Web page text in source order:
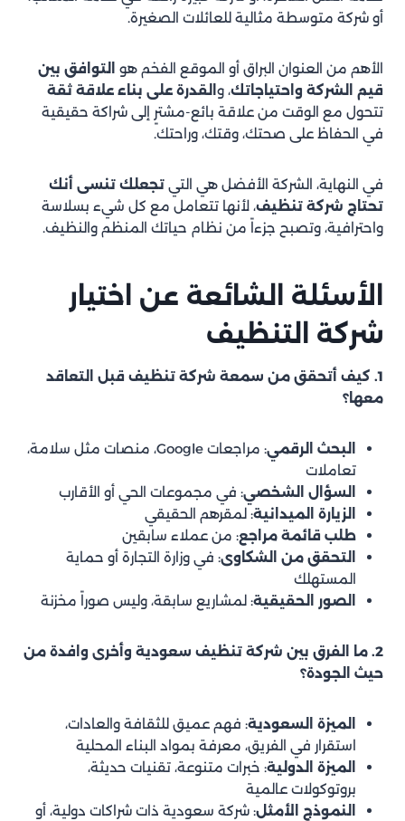
أو شركة متوسطة مثالية للعائلات الصغيرة.
الأهم من العنوان البراق أو الموقع الفخم هو التوافق بين
قيم الشركة واحتياجاتك، و القدرة على بناء علاقة ثقة
تتحول مع الوقت من علاقة بائع-مشترٍ إلى شراكة حقيقية
في الحفاظ على صحتك، وقتك، وراحتك.
في النهاية، الشركة الأفضل هي التي تجعلك تنسى أنك
تحتاج شركة تنظيف، لأنها تتعامل مع كل شيء بسلاسة
واحترافية، وتصبح جزءاً من نظام حياتك المنظم والنظيف.
الأسئلة الشائعة عن اختيار
شركة التنظيف
1. كيف أتحقق من سمعة شركة تنظيف قبل التعاقد
معها؟
البحث الرقمي
: مراجعات Google، منصات مثل سلامة،
تعاملات
السؤال الشخصي: في مجموعات الحي أو الأقارب
الزيارة الميدانية: لمقرهم الحقيقي
طلب قائمة مراجع: من عملاء سابقين
التحقق من الشكاوى: في وزارة التجارة أو حماية
المستهلك
الصور الحقيقية: لمشاريع سابقة، وليس صوراً مخزنة
2. ما الفرق بين شركة تنظيف سعودية وأخرى وافدة من
حيث الجودة؟
الميزة السعودية: فهم عميق للثقافة والعادات،
استقرار في الفريق، معرفة بمواد البناء المحلية
الميزة الدولية: خبرات متنوعة، تقنيات حديثة،
بروتوكولات عالمية
النموذج الأمثل: شركة سعودية ذات شراكات دولية، أو